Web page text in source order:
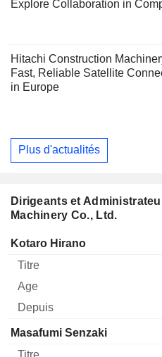
Explore Collaboration in
Hitachi Construction
Fast, Reliable Satellite
in Europe
Plus d'actualités
Dirigeants et
Machinery Co., Ltd.
Dirigeant Titre
Kotaro Hirano
Masafumi Senzaki